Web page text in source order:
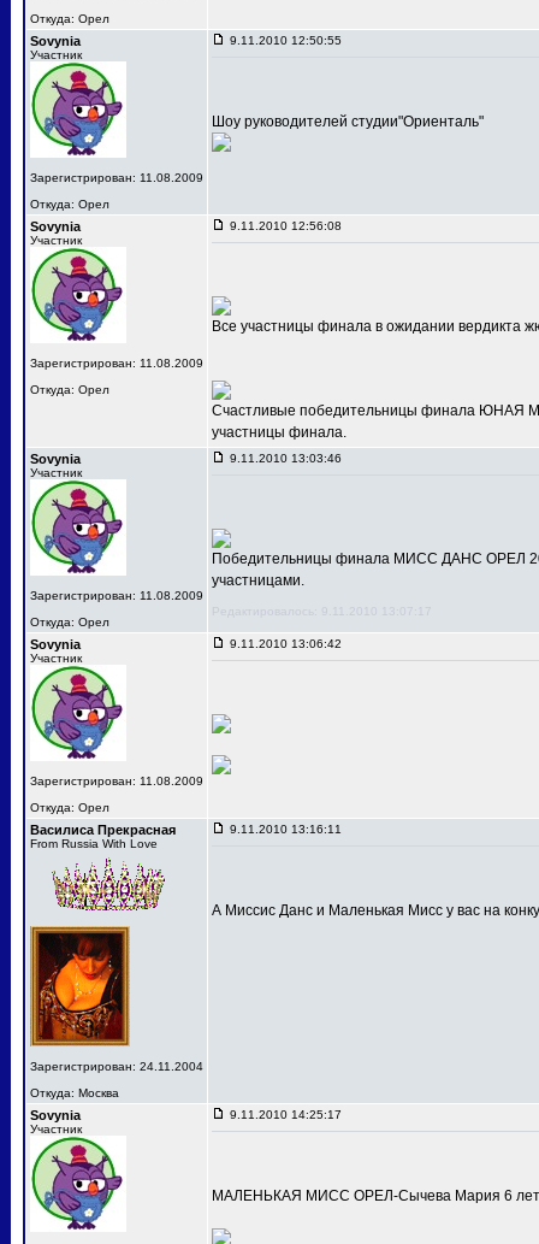
Откуда: Орел
Sovynia
Участник
Зарегистрирован: 11.08.2009
Откуда: Орел
9.11.2010 12:50:55
Шоу руководителей студии"Ориенталь"
Sovynia
Участник
Зарегистрирован: 11.08.2009
Откуда: Орел
9.11.2010 12:56:08
Все участницы финала в ожидании вердикта
Счастливые победительницы финала ЮНАЯ
участницы финала.
Sovynia
Участник
Зарегистрирован: 11.08.2009
Откуда: Орел
9.11.2010 13:03:46
Победительницы финала МИСС ДАНС ОРЕЛ
участницами.
Редактировалось: 9.11.2010 13:07:17
Sovynia
Участник
Зарегистрирован: 11.08.2009
Откуда: Орел
9.11.2010 13:06:42
Василиса Прекрасная
From Russia With Love
Зарегистрирован: 24.11.2004
Откуда: Москва
9.11.2010 13:16:11
А Миссис Данс и Маленькая Мисс у вас на
Sovynia
Участник
9.11.2010 14:25:17
МАЛЕНЬКАЯ МИСС ОРЕЛ-Сычева Мария 6